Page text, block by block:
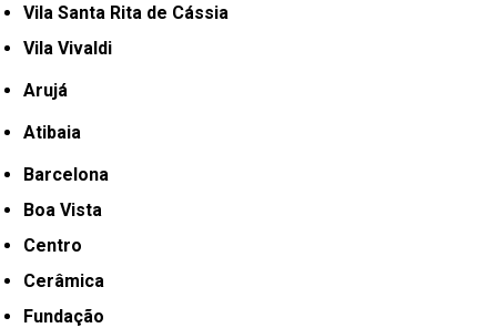
Vila Santa Rita de Cássia
Vila Vivaldi
Arujá
Atibaia
Barcelona
Boa Vista
Centro
Cerâmica
Fundação